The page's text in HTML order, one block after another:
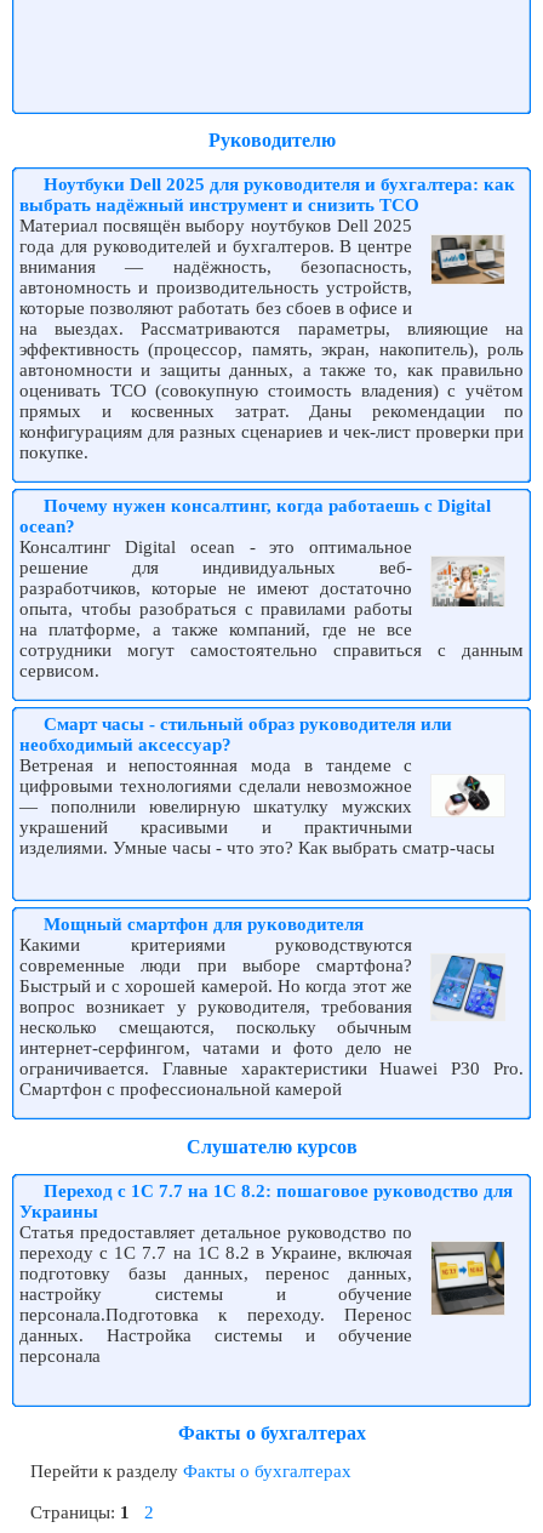
Руководителю
Ноутбуки Dell 2025 для руководителя и бухгалтера: как
выбрать надёжный инструмент и снизить TCO
Материал посвящён выбору ноутбуков Dell 2025
года для руководителей и бухгалтеров. В центре
внимания — надёжность, безопасность,
автономность и производительность устройств,
которые позволяют работать без сбоев в офисе и
на выездах. Рассматриваются параметры, влияющие на
эффективность (процессор, память, экран, накопитель), роль
автономности и защиты данных, а также то, как правильно
оценивать TCO (совокупную стоимость владения) с учётом
прямых и косвенных затрат. Даны рекомендации по
конфигурациям для разных сценариев и чек-лист проверки при
покупке.
Почему нужен консалтинг, когда работаешь с Digital
ocean?
Консалтинг Digital ocean - это оптимальное
решение для индивидуальных веб-
разработчиков, которые не имеют достаточно
опыта, чтобы разобраться с правилами работы
на платформе, а также компаний, где не все
сотрудники могут самостоятельно справиться с данным
сервисом.
Смарт часы - стильный образ руководителя или
необходимый аксессуар?
Ветреная и непостоянная мода в тандеме с
цифровыми технологиями сделали невозможное
— пополнили ювелирную шкатулку мужских
украшений красивыми и практичными
изделиями. Умные часы - что это? Как выбрать сматр-часы
Мощный смартфон для руководителя
Какими критериями руководствуются
современные люди при выборе смартфона?
Быстрый и с хорошей камерой. Но когда этот же
вопрос возникает у руководителя, требования
несколько смещаются, поскольку обычным
интернет-серфингом, чатами и фото дело не
ограничивается. Главные характеристики Huawei P30 Pro.
Смартфон с профессиональной камерой
Слушателю курсов
Переход с 1С 7.7 на 1С 8.2: пошаговое руководство для
Украины
Статья предоставляет детальное руководство по
переходу с 1С 7.7 на 1С 8.2 в Украине, включая
подготовку базы данных, перенос данных,
настройку системы и обучение
персонала.Подготовка к переходу. Перенос
данных. Настройка системы и обучение
персонала
Факты о бухгалтерах
Перейти к разделу Факты о бухгалтерах
Страницы: 1 2